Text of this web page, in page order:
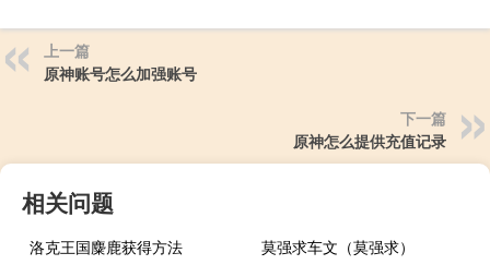
上一篇
原神账号怎么加强账号
下一篇
原神怎么提供充值记录
相关问题
洛克王国麋鹿获得方法
莫强求车文（莫强求）